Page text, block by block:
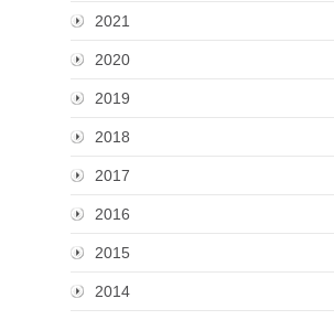
2021
2020
2019
2018
2017
2016
2015
2014